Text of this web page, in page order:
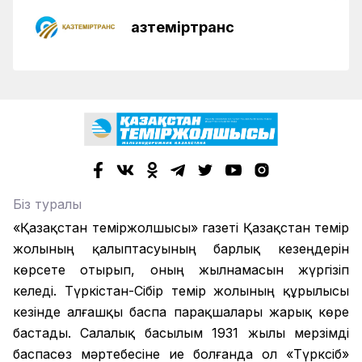
Қазтеміртранс
Біз туралы
«Қазақстан теміржолшысы» газеті Қазақстан темір
жолының қалыптасуының барлық кезеңдерін
көрсете отырып, оның жылнамасын жүргізіп
келеді. Түркістан-Сібір темір жолының құрылысы
кезінде алғашқы баспа парақшалары жарық көре
бастады. Салалық басылым 1931 жылы мерзімді
баспасөз мәртебесіне ие болғанда ол «Түрксіб»